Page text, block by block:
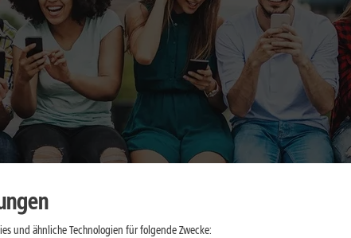
und ähnliche Technologien für folgende Zwecke: